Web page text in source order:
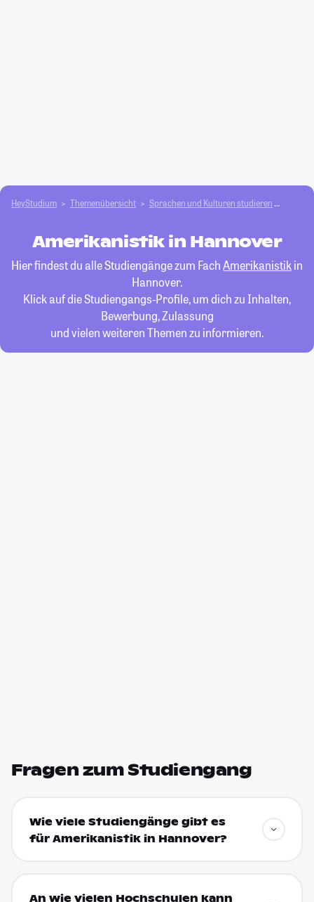
HeyStudium Themenübersicht Sprachen und Kulturen studieren
Amerikanistik in Hannover
Hier findest du alle Studiengänge zum FachAmerikanistikin
Hannover.
Klick auf die Studiengangs-Profile, um dich zu Inhalten,
Bewerbung, Zulassung
und vielen weiteren Themen zu informieren.
Fragen zum Studiengang
Wie viele Studiengänge gibt es
für Amerikanistik in Hannover?
An wie vielen Hochschulen kann